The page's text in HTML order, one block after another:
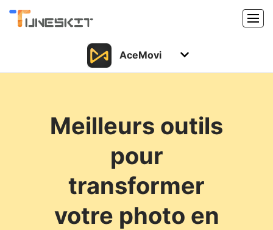
Produits
Support
Centre de téléchargement
AceMovi
Support
Ressources
Meilleurs outils
pour
transformer
votre photo en